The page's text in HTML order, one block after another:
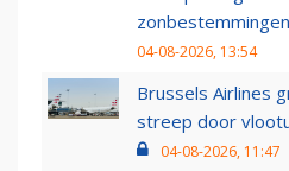
zonbestemmingen
04-08-2026, 13:54
Brussels Airlines
streep door
04-08-2026, 11:47